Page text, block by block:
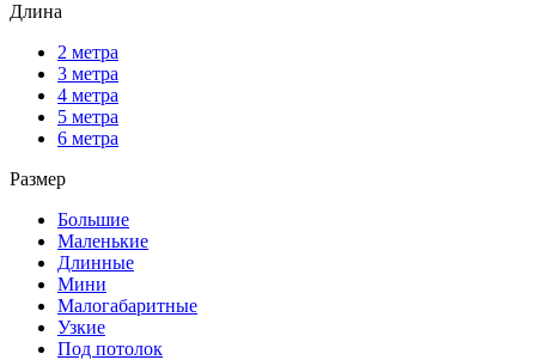
Длина
2 метра
3 метра
4 метра
5 метра
6 метра
Размер
Большие
Маленькие
Длинные
Мини
Малогабаритные
Узкие
Под потолок